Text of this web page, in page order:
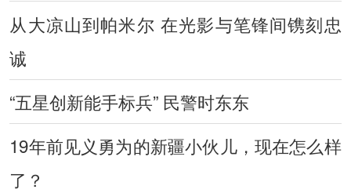
从大凉山到帕米尔 在光影与笔锋间镌刻忠
诚
“五星创新能手标兵” 民警时东东
19年前见义勇为的新疆小伙儿，现在怎么样
了？